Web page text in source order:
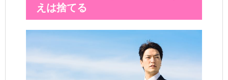
えは捨てる